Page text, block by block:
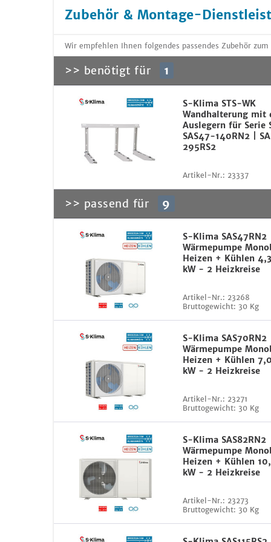
Zubehör & Montage-
Wir empfehlen Ihnen folgendes passendes Zubehör
>> benötigt für 1
S-Klima STS-WK
Wandhalterung mit
Auslegern für Serie
SAS47-140RN2 |
295RS2
Artikel-Nr.: 23337
>> passend für 9
S-Klima SAS47RN2
Wärmepumpe
Heizen + Kühlen
kW - 2 Heizkreise
Artikel-Nr.: 23268
Bruttogewicht: 30 Kg
S-Klima SAS70RN2
Wärmepumpe
Heizen + Kühlen
kW - 2 Heizkreise
Artikel-Nr.: 23271
Bruttogewicht: 30 Kg
S-Klima SAS82RN2
Wärmepumpe
Heizen + Kühlen
kW - 2 Heizkreise
Artikel-Nr.: 23273
Bruttogewicht: 30 Kg